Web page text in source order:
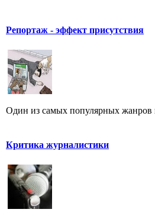
Репортаж - эффект присутствия
Один из самых популярных жанров
Критика журналистики